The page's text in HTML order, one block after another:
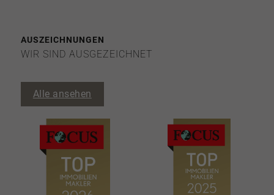
AUSZEICHNUNGEN
WIR SIND AUSGEZEICHNET
Alle ansehen